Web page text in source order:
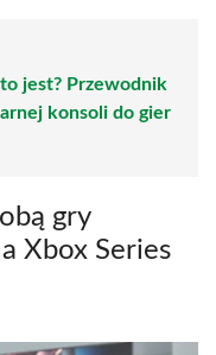
jest? Przewodnik
konsoli do gier
gry
Xbox Series